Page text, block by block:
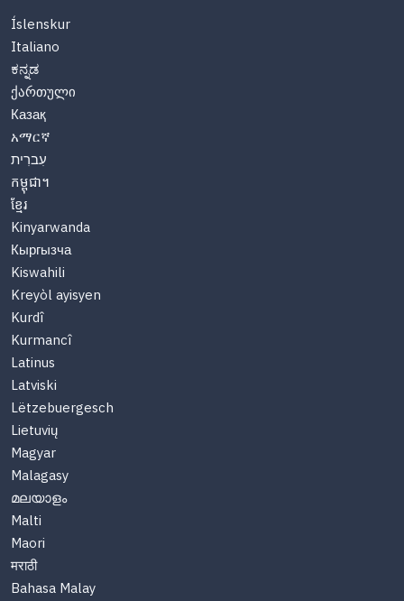
Íslenskur
Italiano
ಕನ್ನಡ
ქართული
Казақ
አማርኛ
עִברִית
កម្ពុជា។
ខ្មែរ
Kinyarwanda
Кыргызча
Kiswahili
Kreyòl ayisyen
Kurdî
Kurmancî
Latinus
Latviski
Lëtzebuergesch
Lietuvių
Magyar
Malagasy
മലയാളം
Malti
Maori
मराठी
Bahasa Malay